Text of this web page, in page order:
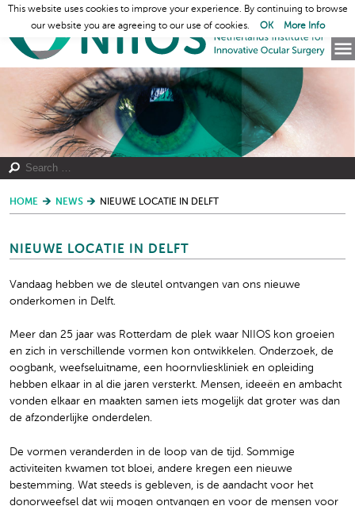
HOME NEWS NIEUWE LOCATIE IN DELFT
NIEUWE LOCATIE IN DELFT
Vandaag hebben we de sleutel ontvangen van ons nieuwe
onderkomen in Delft.
Meer dan 25 jaar was Rotterdam de plek waar NIIOS kon groeien
en zich in verschillende vormen kon ontwikkelen. Onderzoek, de
oogbank, weefseluitname, een hoornvlieskliniek en opleiding
hebben elkaar in al die jaren versterkt. Mensen, ideeën en ambacht
vonden elkaar en maakten samen iets mogelijk dat groter was dan
de afzonderlijke onderdelen.
De vormen veranderden in de loop van de tijd. Sommige
activiteiten kwamen tot bloei, andere kregen een nieuwe
bestemming. Wat steeds is gebleven, is de aandacht voor het
donorweefsel dat wij mogen ontvangen en voor de mensen voor
This website uses cookies to improve your experience. By continuing to browse
our website you are agreeing to our use of cookies.
OK More Info